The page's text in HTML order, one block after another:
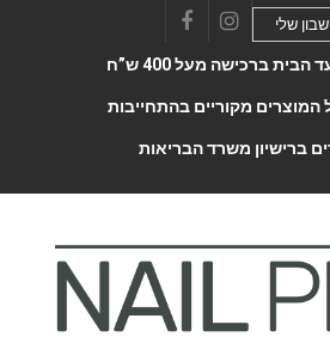
FacebookInstagram
שלי
ברכישה מעל 400 ש”ח
המוצרים מקוריים בהתחייבות
ברישיון משרד הבריאות